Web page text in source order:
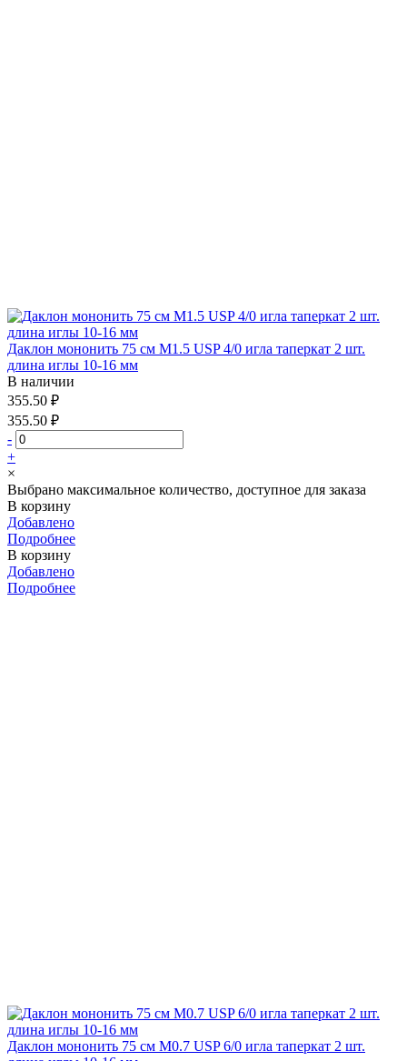
Даклон мононить 75 см М1.5 USP 4/0 игла таперкат 2 шт.
длина иглы 10-16 мм
В наличии
355.50 ₽
355.50 ₽
-
+
×
Выбрано максимальное количество, доступное для заказа
В корзину
Добавлено
Подробнее
В корзину
Добавлено
Подробнее
Даклон мононить 75 см М0.7 USP 6/0 игла таперкат 2 шт.